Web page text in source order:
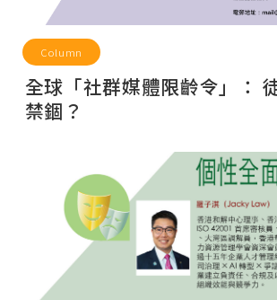
Column
全球「社群媒體限齡令」：
禁錮？